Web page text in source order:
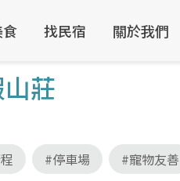
找民宿 關於我們
莊
#停車場 #寵物友善